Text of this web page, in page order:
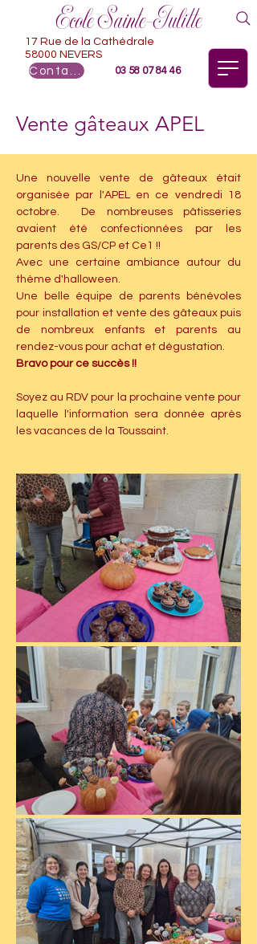
Ecole Sainte-Julitte
03 58 07 84 46
17 Rue de la Cathédrale
58000 NEVERS
Vente gâteaux APEL
Une nouvelle vente de gâteaux était
organisée par l'APEL en ce vendredi 18
octobre.  De nombreuses pâtisseries
avaient été confectionnées par les
parents des GS/CP et Ce1 !!
Avec une certaine ambiance autour du
thème d'halloween.
Une belle équipe de parents bénévoles
pour installation et vente des gâteaux puis
de nombreux enfants et parents au
rendez-vous pour achat et dégustation.
Bravo pour ce succès !!
Soyez au RDV pour la prochaine vente pour
laquelle l'information sera donnée après
les vacances de la Toussaint.